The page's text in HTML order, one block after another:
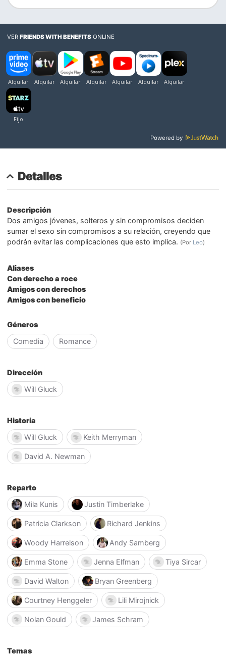
VERFRIENDS WITH BENEFITS ONLINE
Powered by
Detalles
Descripción
Dos amigos jóvenes, solteros y sin compromisos deciden
sumar el sexo sin compromisos a su relación, creyendo que
podrán evitar las complicaciones que esto implica. (Por Leo)
Aliases
Con derecho a roce
Amigos con derechos
Amigos con beneficio
Géneros
Comedia
Romance
Dirección
Will Gluck
Historia
Will Gluck
Keith Merryman
David A. Newman
Reparto
Mila Kunis
Justin Timberlake
Patricia Clarkson Richard Jenkins
Woody Harrelson Andy Samberg
Emma Stone Jenna Elfman Tiya Sircar
David Walton Bryan Greenberg
Courtney Henggeler Lili Mirojnick
Nolan Gould James Schram
Temas